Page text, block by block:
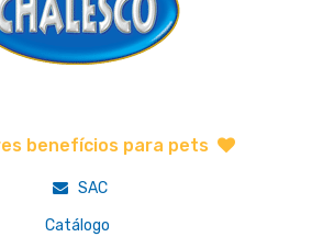
benefícios para pets
SAC
Catálogo